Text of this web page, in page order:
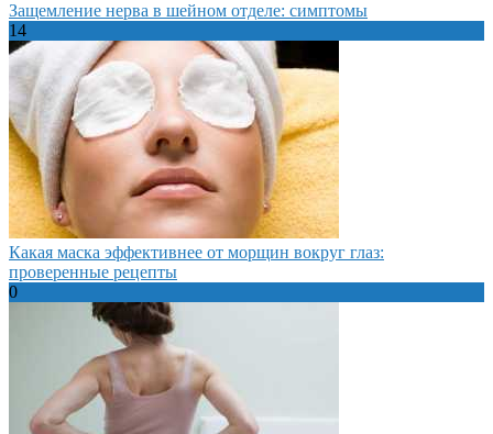
Защемление нерва в шейном отделе: симптомы
14
Какая маска эффективнее от морщин вокруг глаз:
проверенные рецепты
0